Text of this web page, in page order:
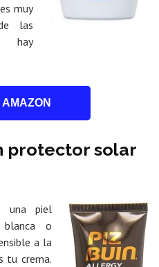
muy
las
hay
protector solar
una piel
o
a la
tu crema.